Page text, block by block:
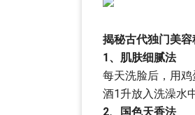
揭秘古代独门美容
1、肌肤细腻法
每天洗脸后，用
酒1升放入洗澡水
2、国色天香法